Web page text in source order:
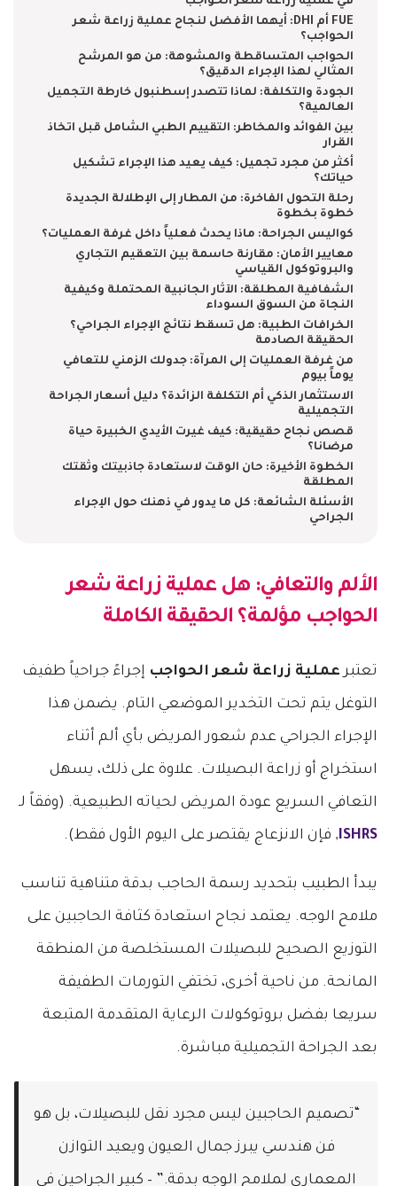
FUE أم DHI: أيهما الأفضل لنجاح عملية زراعة شعر
الحواجب؟
الحواجب المتساقطة والمشوهة: من هو المرشح
المثالي لهذا الإجراء الدقيق؟
الجودة والتكلفة: لماذا تتصدر إسطنبول خارطة التجميل
العالمية؟
بين الفوائد والمخاطر: التقييم الطبي الشامل قبل اتخاذ
القرار
أكثر من مجرد تجميل: كيف يعيد هذا الإجراء تشكيل
حياتك؟
رحلة التحول الفاخرة: من المطار إلى الإطلالة الجديدة
خطوة بخطوة
كواليس الجراحة: ماذا يحدث فعلياً داخل غرفة العمليات؟
معايير الأمان: مقارنة حاسمة بين التعقيم التجاري
والبروتوكول القياسي
الشفافية المطلقة: الآثار الجانبية المحتملة وكيفية
النجاة من السوق السوداء
الخرافات الطبية: هل تسقط نتائج الإجراء الجراحي؟
الحقيقة الصادمة
من غرفة العمليات إلى المرآة: جدولك الزمني للتعافي
يوماً بيوم
الاستثمار الذكي أم التكلفة الزائدة؟ دليل أسعار الجراحة
التجميلية
قصص نجاح حقيقية: كيف غيرت الأيدي الخبيرة حياة
مرضانا؟
الخطوة الأخيرة: حان الوقت لاستعادة جاذبيتك وثقتك
المطلقة
الأسئلة الشائعة: كل ما يدور في ذهنك حول الإجراء
الجراحي
الألم والتعافي: هلعملية زراعة شعر
الحواجب مؤلمة؟ الحقيقة الكاملة
تعتبرعملية زراعة شعر الحواجب إجراءً جراحياً طفيف
التوغل يتم تحت التخدير الموضعي التام. يضمن هذا
الإجراء الجراحي عدم شعور المريض بأي ألم أثناء
استخراج أو زراعة البصيلات. علاوة على ذلك، يسهل
التعافي السريع عودة المريض لحياته الطبيعية. (وفقاً لـ
ISHRS, فإن الانزعاج يقتصر على اليوم الأول فقط).
يبدأ الطبيب بتحديد رسمة الحاجب بدقة متناهية تناسب
ملامح الوجه. يعتمد نجاح استعادة كثافة الحاجبين على
التوزيع الصحيح للبصيلات المستخلصة من المنطقة
المانحة. من ناحية أخرى، تختفي التورمات الطفيفة
سريعا بفضل بروتوكولات الرعاية المتقدمة المتبعة
بعد الجراحة التجميلية مباشرة.
“تصميم الحاجبين ليس مجرد نقل للبصيلات، بل هو
فن هندسي يبرز جمال العيون ويعيد التوازن
المعماري لملامح الوجه بدقة.” – كبير الجراحين في